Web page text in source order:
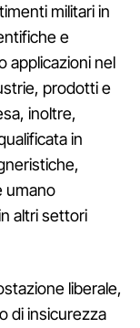
militari in
e
applicazioni nel
prodotti e
inoltre,
in
umano
altri settori
liberale,
di insicurezza